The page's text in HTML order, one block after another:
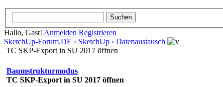
Hallo, Gast! Anmelden Registrieren
SketchUp-Forum.DE › SketchUp › Datenaustausch
TC SKP-Export in SU 2017 öffnen
Baumstrukturmodus
TC SKP-Export in SU 2017 öffnen